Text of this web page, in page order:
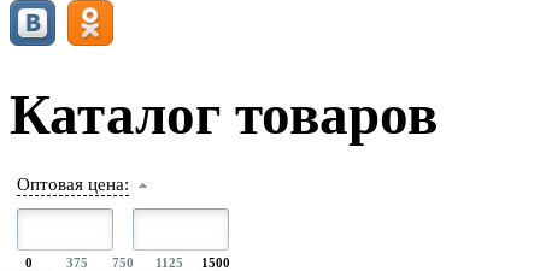
Каталог товаров
Оптовая цена:
0 375 750 1125 1500